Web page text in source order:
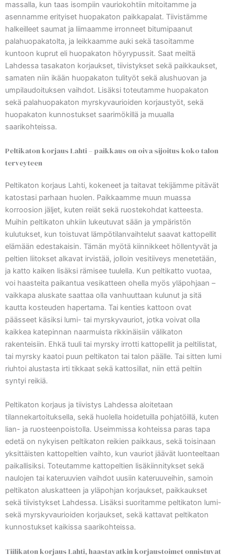
massalla, kun taas isompiin vauriokohtiin mitoitamme ja
asennamme erityiset huopakaton paikkapalat. Tiivistämme
halkeilleet saumat ja liimaamme irronneet bitumipaanut
palahuopakatolta, ja leikkaamme auki sekä tasoitamme
kuntoon kuprut eli huopakaton höyrypussit. Saat meiltä
Lahdessa tasakaton korjaukset, tiivistykset sekä paikkaukset,
samaten niin ikään huopakaton tulityöt sekä alushuovan ja
umpilaudoituksen vaihdot. Lisäksi toteutamme huopakaton
sekä palahuopakaton myrskyvaurioiden korjaustyöt, sekä
huopakaton kunnostukset saarimökillä ja muualla
saarikohteissa.
Peltikaton korjaus Lahti – paikkaus on oiva sijoitus koko talon
terveyteen
Peltikaton korjaus Lahti, kokeneet ja taitavat tekijämme pitävät
katostasi parhaan huolen. Paikkaamme muun muassa
korroosion jäljet, kuten reiät sekä ruostekohdat katteesta.
Muihin peltikaton uhkiin lukeutuvat sään ja ympäristön
kulutukset, kun toistuvat lämpötilanvaihtelut saavat kattopellit
elämään edestakaisin. Tämän myötä kiinnikkeet höllentyvät ja
peltien liitokset alkavat irvistää, jolloin vesitiiveys menetetään,
ja katto kaiken lisäksi rämisee tuulella. Kun peltikatto vuotaa,
voi haasteita paikantua vesikatteen ohella myös yläpohjaan –
vaikkapa aluskate saattaa olla vanhuuttaan kulunut ja sitä
kautta kosteuden hapertama. Tai kenties kattoon ovat
päässeet käsiksi lumi- tai myrskyvauriot, jotka voivat olla
kaikkea katepinnan naarmuista rikkinäisiin välikaton
rakenteisiin. Ehkä tuuli tai myrsky irrotti kattopellit ja peltilistat,
tai myrsky kaatoi puun peltikaton tai talon päälle. Tai sitten lumi
riuhtoi alustasta irti tikkaat sekä kattosillat, niin että peltiin
syntyi reikiä.
Peltikaton korjaus ja tiivistys Lahdessa aloitetaan
tilannekartoituksella, sekä huolella hoidetuilla pohjatöillä, kuten
lian- ja ruosteenpoistolla. Useimmissa kohteissa paras tapa
edetä on nykyisen peltikaton reikien paikkaus, sekä toisinaan
yksittäisten kattopeltien vaihto, kun vauriot jäävät luonteeltaan
paikallisiksi. Toteutamme kattopeltien lisäkiinnitykset sekä
naulojen tai kateruuvien vaihdot uusiin kateruuveihin, samoin
peltikaton aluskatteen ja yläpohjan korjaukset, paikkaukset
sekä tiivistykset Lahdessa. Lisäksi suoritamme peltikaton lumi-
sekä myrskyvaurioiden korjaukset, sekä kattavat peltikaton
kunnostukset kaikissa saarikohteissa.
Tiilikaton korjaus Lahti, haastavatkin korjaustoimet onnistuvat